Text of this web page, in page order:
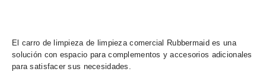
El carro de limpieza de limpieza comercial Rubbermaid es una
solución con espacio para complementos y accesorios adicionales
para satisfacer sus necesidades.